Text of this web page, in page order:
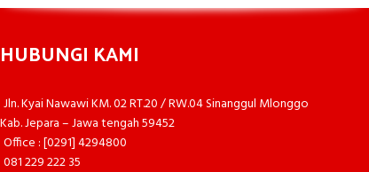
HUBUNGI KAMI
Jln. Kyai Nawawi KM. 02 RT.20 / RW.04 Sinanggul Mlonggo
Kab. Jepara – Jawa tengah 59452
Office : [0291] 4294800
081 229 222 35